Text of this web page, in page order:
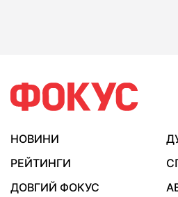
НОВИНИ
РЕЙТИНГИ
ДОВГИЙ ФОКУС